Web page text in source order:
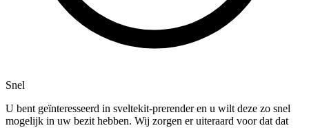
Snel
U bent geïnteresseerd in sveltekit-prerender en u wilt deze zo snel
mogelijk in uw bezit hebben. Wij zorgen er uiteraard voor dat dat